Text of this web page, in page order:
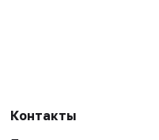
Контакты